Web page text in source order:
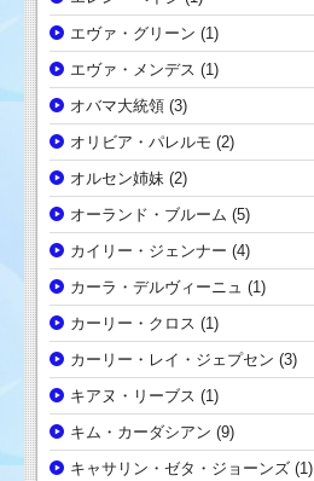
エヴァ・グリーン (1)
エヴァ・メンデス (1)
オバマ大統領 (3)
オリビア・パレルモ (2)
オルセン姉妹 (2)
オーランド・ブルーム (5)
カイリー・ジェンナー (4)
カーラ・デルヴィーニュ (1)
カーリー・クロス (1)
カーリー・レイ・ジェプセン (3)
キアヌ・リーブス (1)
キム・カーダシアン (9)
キャサリン・ゼタ・ジョーンズ (1)